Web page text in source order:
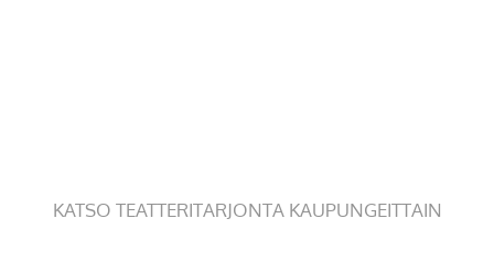
KATSO TEATTERITARJONTA KAUPUNGEITTAIN